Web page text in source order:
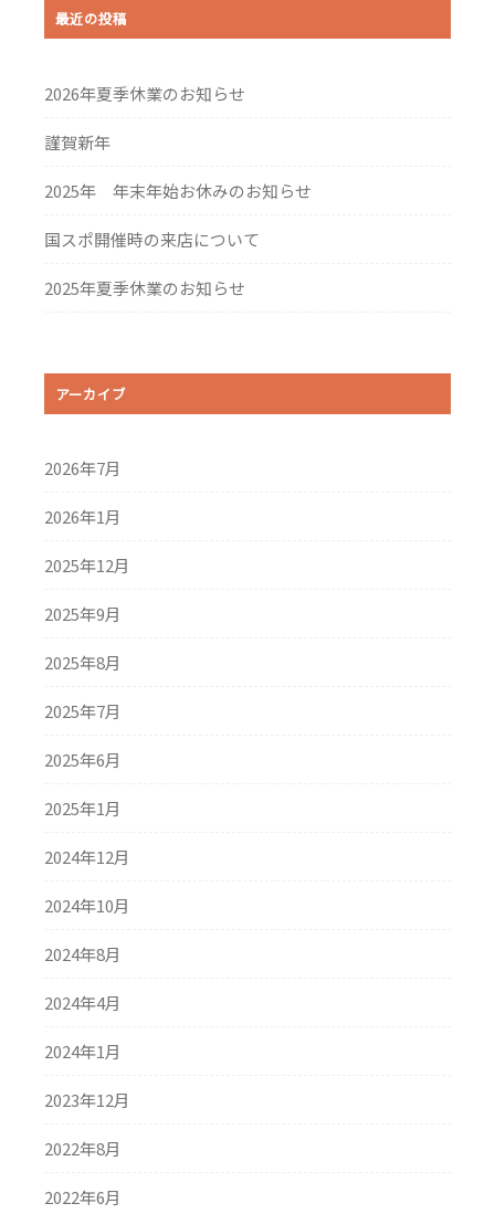
最近の投稿
2026年夏季休業のお知らせ
謹賀新年
2025年 年末年始お休みのお知らせ
国スポ開催時の来店について
2025年夏季休業のお知らせ
アーカイブ
2026年7月
2026年1月
2025年12月
2025年9月
2025年8月
2025年7月
2025年6月
2025年1月
2024年12月
2024年10月
2024年8月
2024年4月
2024年1月
2023年12月
2022年8月
2022年6月